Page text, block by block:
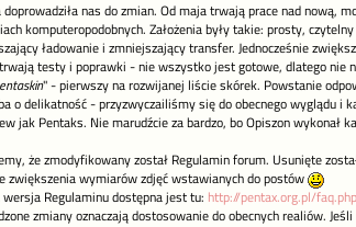
doprowadziła nas do zmian. Od maja trwają prace nad nową,
komputeropodobnych. Założenia były takie: prosty,
ładowanie i zmniejszający transfer. Jednocześnie
testy i poprawki - nie wszystko jest gotowe, dlatego nie
" - pierwszy na rozwijanej liście skórek. Powstanie
o delikatność - przyzwyczailiśmy się do obecnego wyglądu i
jak Pentaks. Nie marudźcie za bardzo, bo Opiszon wykonał
że zmodyfikowany został Regulamin forum. Usunięte
zwiększenia wymiarów zdjęć wstawianych do postów
Regulaminu dostępna jest tu: http://pentax.org.pl/faq.php
zmiany oznaczają dostosowanie do obecnych realiów.